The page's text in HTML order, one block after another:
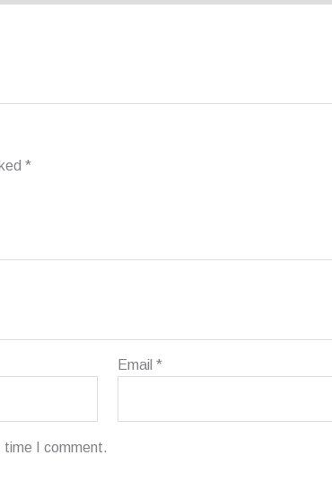
*
Email*
time I comment.